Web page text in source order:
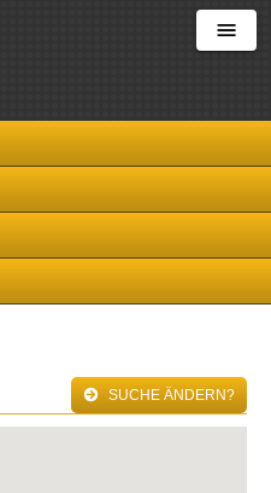
SUCHE ÄNDERN?